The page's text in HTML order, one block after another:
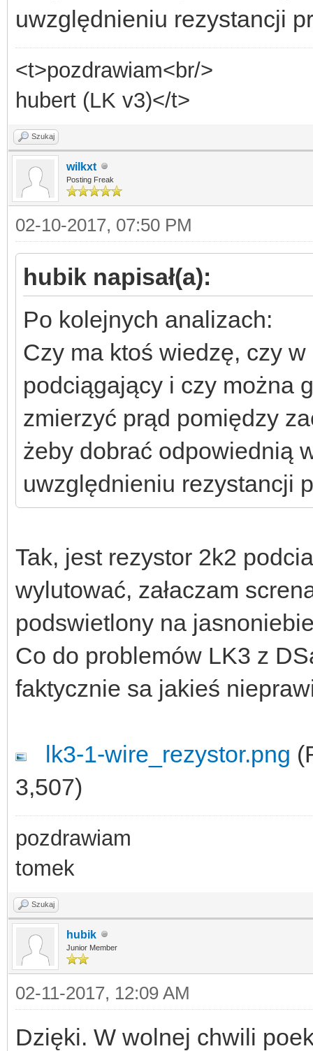
uwzględnieniu rezystancji
<t>pozdrawiam<br/>
hubert (LK v3)</t>
Szukaj
wilkxt
Posting Freak
02-10-2017, 07:50 PM
hubik napisał(a):
Po kolejnych analizach:
Czy ma ktoś wiedzę, czy
podciągający i czy można
zmierzyć prąd pomiędzy
żeby dobrać odpowiednią
uwzględnieniu rezystancji
Tak, jest rezystor 2k2
wylutować, załaczam
podswietlony na
Co do problemów LK3 z
faktycznie sa jakieś
lk3-1-wire_rezystor.png
3,507)
pozdrawiam
tomek
Szukaj
hubik
Junior Member
02-11-2017, 12:09 AM
Dzięki. W wolnej chwili